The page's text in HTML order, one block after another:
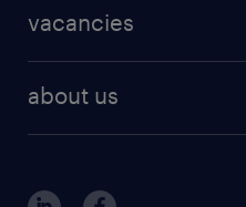
af et stærkt
kunderne.
areas of expertise
MSP & RPO
vacancies
about us
our offices